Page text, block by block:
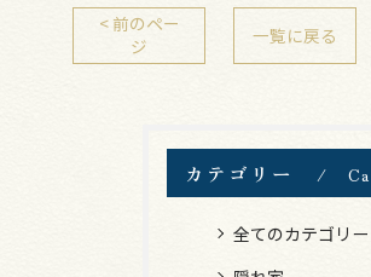
< 前のペー
ジ
一覧に戻る
カテゴリー
全てのカテゴリー